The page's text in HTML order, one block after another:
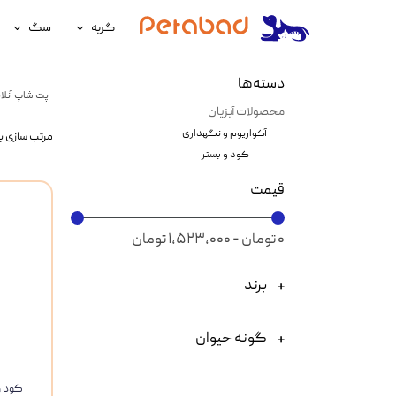
گربه
لوازم نگهداری گربه
سگ
لوازم
سلامتی
پت شاپ
مرتب سازی
دسته‌ها
محصولات آبزیان
آکواریوم و نگهداری
کود و بستر
قیمت
۰ تومان - ۱,۵۲۳,۰۰۰ تومان
برند
گونه حیوان